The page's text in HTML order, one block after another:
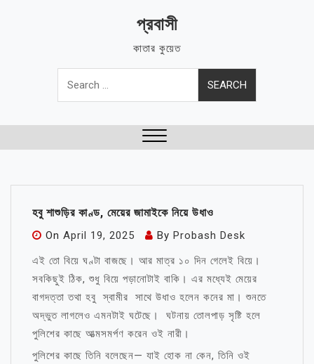
প্রবাসী
কাতার কুয়েত
Search
for:
হবু শাশুড়ির কাণ্ড, মেয়ের জামাইকে নিয়ে উধাও
On April 19, 2025 By Probash Desk
এই তো বিয়ে ঘণ্টা বাজছে। আর মাত্র ১০ দিন গেলেই বিয়ে।
সবকিছুই ঠিক, শুধু বিয়ে পড়ানোটাই বাকি। এর মধ্যেই মেয়ের
বাগদত্তা তথা হবু স্বামীর সাথে উধাও হলেন কনের মা। শুনতে
অদ্ভুত লাগলেও এমনটাই ঘটেছে। ঘটনায় তোলপাড় সৃষ্টি হলে
পুলিশের কাছে আত্মসমর্পণ করেন ওই নারী।
পুলিশের কাছে তিনি বলেছেন— যাই হোক না কেন, তিনি ওই